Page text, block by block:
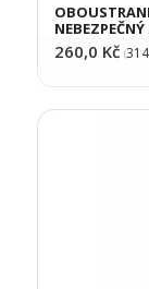
260,0 Kč (